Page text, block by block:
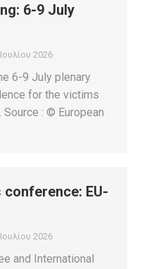
6-9 July
2026
6-9 July plenary
for the victims
: © European
EU-
2026
and International